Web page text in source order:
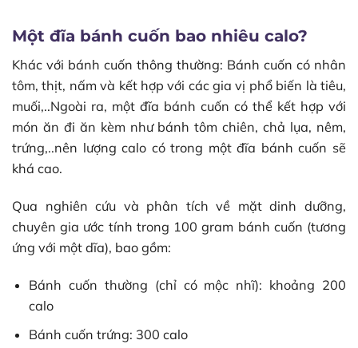
Một đĩa bánh cuốn bao nhiêu calo?
Khác với bánh cuốn thông thường: Bánh cuốn có nhân
tôm, thịt, nấm và kết hợp với các gia vị phổ biến là tiêu,
muối,..Ngoài ra, một đĩa bánh cuốn có thể kết hợp với
món ăn đi ăn kèm như bánh tôm chiên, chả lụa, nêm,
trứng,..nên lượng calo có trong một đĩa bánh cuốn sẽ
khá cao.
Qua nghiên cứu và phân tích về mặt dinh dưỡng,
chuyên gia ước tính trong 100 gram bánh cuốn (tương
ứng với một dĩa), bao gồm:
Bánh cuốn thường (chỉ có mộc nhĩ): khoảng 200
calo
Bánh cuốn trứng: 300 calo